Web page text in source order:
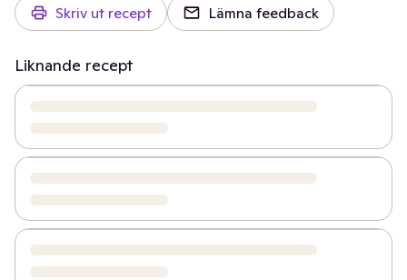
Skriv ut recept Lämna feedback
Liknande recept